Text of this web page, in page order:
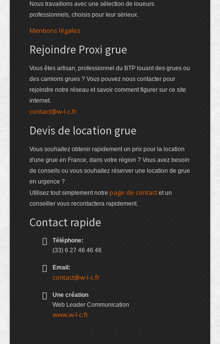
Nous travaillons avec une sélection de loueurs
professionnels, choisis pour leur sérieux.
Mentions légales
Rejoindre Proxi grue
Vous êtes artisan, professionnel du BTP louant des grues ou
des camions grues ? Vous pouvez nous contacter pour
rejoindre notre réseau et savoir comment figurer sur ce site
internet.
contact@w-l-c.fr
Devis de location grue
Vous souhaitez obtenir rapidement un prix pour la location
d'une grue en France, dans votre région ? Vous avez besoin
de conseils ou vous souhaitez réserver une location de grue
en urgence ?
Utilisez tout simplement notre page de contact et un
conseiller vous recontactera rapidement.
Contact rapide
Téléphone:
(33) 6 27 46 46 46
Email:
contact@w-l-c.fr
Une création
Web Leader Communication
www.w-l-c.fr